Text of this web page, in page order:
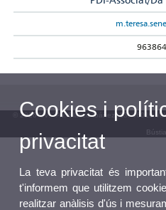
© 2026 UV. - Av. Blasco Ibáñez, 13. 46010
Cookies i
privacitat
La teva privacitat és
t'informem que utilitzem
realitzar anàlisis d'ús i